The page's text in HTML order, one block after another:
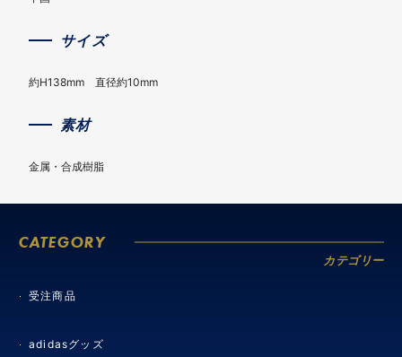
サイズ
約H138mm 直径約10mm
素材
金属・合成樹脂
CATEGORY
カテゴリー
受注商品
adidasグッズ